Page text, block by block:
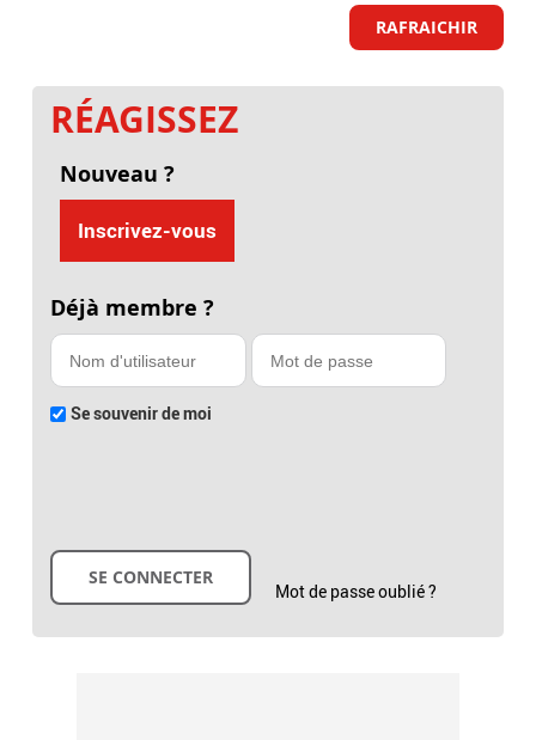
RAFRAICHIR
RÉAGISSEZ
Nouveau ?
Inscrivez-vous
Déjà membre ?
Se souvenir de moi
Mot de passe oublié ?